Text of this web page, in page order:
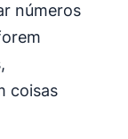
números
coisas